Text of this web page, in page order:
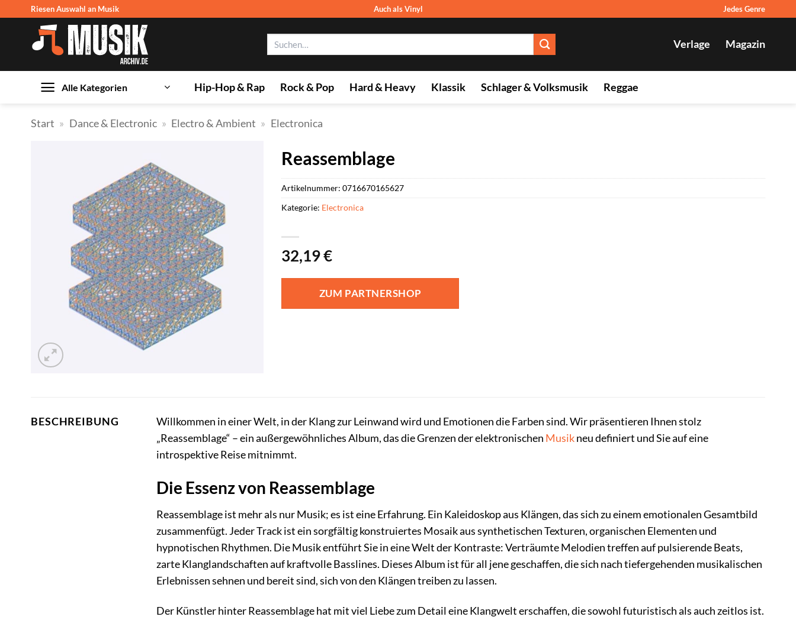
springen
Riesen Auswahl an Musik Auch als Vinyl Jedes Genre
Verlage Magazin
Alle Kategorien Hip-Hop & Rap Rock & Pop Hard & Heavy Klassik Schlager & Volksmusik Reggae
Start » Dance & Electronic » Electro & Ambient » Electronica
Reassemblage
32,19€
ZUM PARTNERSHOP
Artikelnummer:0716670165627
Kategorie: Electronica
BESCHREIBUNG
Willkommen in einer Welt, in der Klang zur Leinwand wird und Emotionen die Farben sind. Wir präsentieren Ihnen stolz
„Reassemblage“ – ein außergewöhnliches Album, das die Grenzen der elektronischen Musikneu definiert und Sie auf eine
introspektive Reise mitnimmt.
Die Essenz von Reassemblage
Reassemblage ist mehr als nur Musik; es ist eine Erfahrung. Ein Kaleidoskop aus Klängen, das sich zu einem emotionalen Gesamtbild
zusammenfügt. Jeder Track ist ein sorgfältig konstruiertes Mosaik aus synthetischen Texturen, organischen Elementen und
hypnotischen Rhythmen. Die Musik entführt Sie in eine Welt der Kontraste: Verträumte Melodien treffen auf pulsierende Beats,
zarte Klanglandschaften auf kraftvolle Basslines. Dieses Album ist für all jene geschaffen, die sich nach tiefergehenden musikalischen
Erlebnissen sehnen und bereit sind, sich von den Klängen treiben zu lassen.
Der Künstler hinter Reassemblage hat mit viel Liebe zum Detail eine Klangwelt erschaffen, die sowohl futuristisch als auch zeitlos ist.